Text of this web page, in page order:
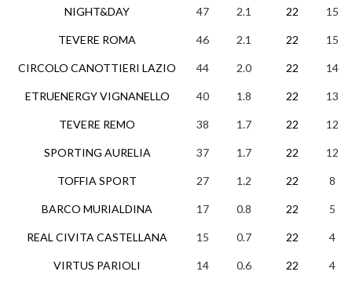
NIGHT&DAY
TEVERE ROMA
CIRCOLO CANOTTIERI LAZIO
ETRUENERGY VIGNANELLO
TEVERE REMO
SPORTING AURELIA
TOFFIA SPORT
BARCO MURIALDINA
REAL CIVITA CASTELLANA
VIRTUS PARIOLI
47 2.1 22 15
46 2.1 22 15
44 2.0 22 14
40 1.8 22 13
38 1.7 22 12
37 1.7 22 12
27 1.2 22 8
17 0.8 22 5
15 0.7 22 4
14 0.6 22 4